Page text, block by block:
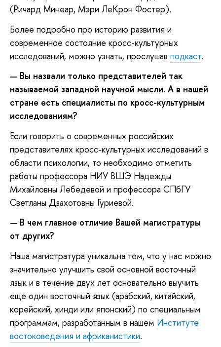
(Ричард Минеар, Мэри ЛеКрон Фостер).
Более подробно про историю развития и
современное состояние кросс-культурных
исследований, можно узнать, прослушав подкаст.
— Вы назвали только представителей так
называемой западной научной мысли. А в нашей
стране есть специалисты по кросс-культурным
исследованиям?
Если говорить о современных российских
представителях кросс-культурных исследований в
области психологии, то необходимо отметить
работы профессора НИУ ВШЭ Надежды
Михайловны Лебедевой и профессора СПбГУ
Светланы Дзахотовны Гуриевой.
— В чем главное отличие Вашей магистратуры
от других?
Наша магистратура уникальна тем, что у нас можно
значительно улучшить свой основной восточный
язык и в течение двух лет основательно выучить
еще один восточный язык (арабский, китайский,
корейский, хинди или японский) по специальным
программам, разработанным в нашем Институте
востоковедения и африканистики.